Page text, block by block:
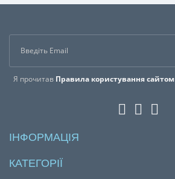
Я прочитав Правила користування сайтом
ІНФОРМАЦІЯ
КАТЕГОРІЇ